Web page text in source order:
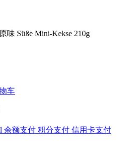
味 Süße Mini-Kekse 210g
车
余额支付 积分支付 信用卡支付